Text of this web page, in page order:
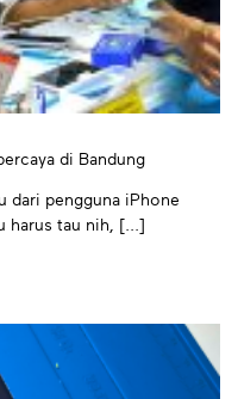
di Bandung
dari pengguna iPhone
harus tau nih, [...]